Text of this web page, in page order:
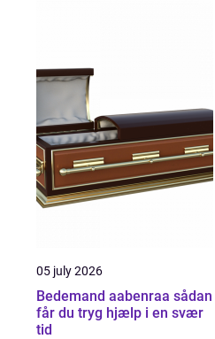
05 july 2026
Bedemand aabenraa sådan
får du tryg hjælp i en svær
tid